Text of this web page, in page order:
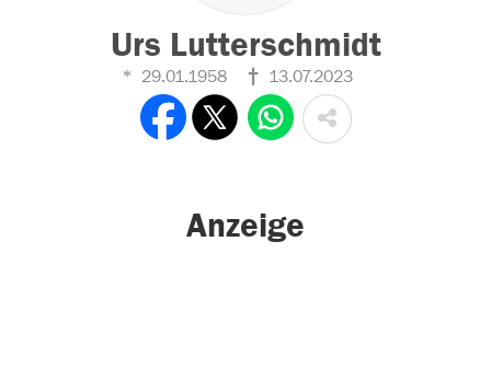
Urs Lutterschmidt
29.01.1958 13.07.2023
Anzeige